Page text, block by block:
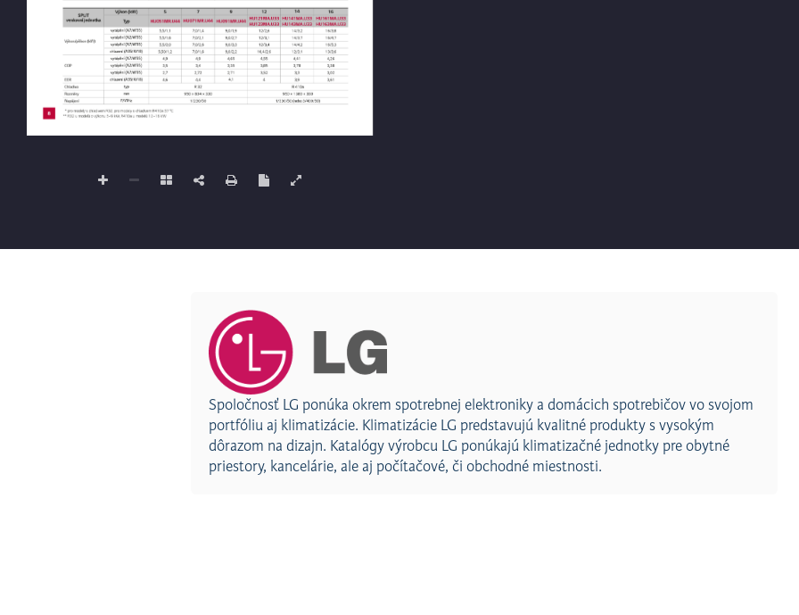
Spoločnosť LG ponúka okrem spotrebnej elektroniky a domácich spotrebičov vo svojom
portfóliu aj klimatizácie. Klimatizácie LG predstavujú kvalitné produkty s vysokým
dôrazom na dizajn. Katalógy výrobcu LG ponúkajú klimatizačné jednotky pre obytné
priestory, kancelárie, ale aj počítačové, či obchodné miestnosti.